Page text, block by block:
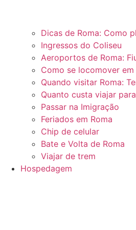
Dicas de Roma: Como
Ingressos do Coliseu
Aeroportos de Roma:
Como se locomover
Quando visitar Roma:
Quanto custa viajar
Passar na Imigração
Feriados em Roma
Chip de celular
Bate e Volta de Roma
Viajar de trem
Hospedagem